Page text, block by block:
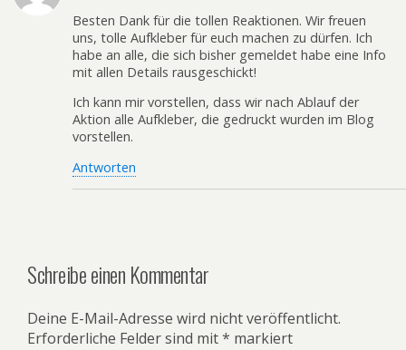
Besten Dank für die tollen Reaktionen. Wir freuen
uns, tolle Aufkleber für euch machen zu dürfen. Ich
habe an alle, die sich bisher gemeldet habe eine Info
mit allen Details rausgeschickt!
Ich kann mir vorstellen, dass wir nach Ablauf der
Aktion alle Aufkleber, die gedruckt wurden im Blog
vorstellen.
Antworten
Schreibe einen Kommentar
Deine E-Mail-Adresse wird nicht veröffentlicht.
Erforderliche Felder sind mit* markiert